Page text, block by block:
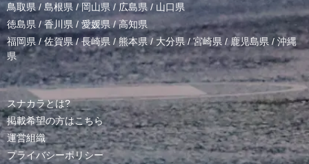
鳥取県/ 島根県 /岡山県/ 広島県 / 山口県
徳島県 /香川県 / 愛媛県/高知県
福岡県/佐賀県/長崎県 /熊本県/ 大分県/宮崎県 /鹿児島県 / 沖縄
県
スナカラとは?
掲載希望の方はこちら
運営組織
プライバシーポリシー